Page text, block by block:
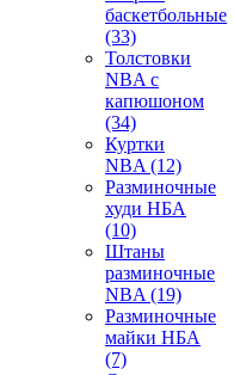
баскетбольные
(33)
Толстовки
NBA с
капюшоном
(34)
Куртки
NBA (12)
Разминочные
худи НБА
(10)
Штаны
разминочные
NBA (19)
Разминочные
майки НБА
(7)